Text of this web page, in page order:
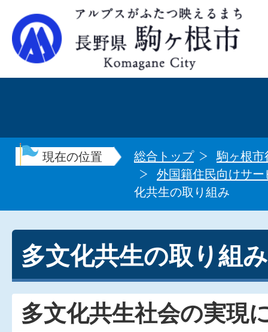
現在の位置 総合トップ
駒ヶ根市
外国籍住民向けサー
化共生の取り組み
多文化共生の取り組み
多文化共生社会の実現